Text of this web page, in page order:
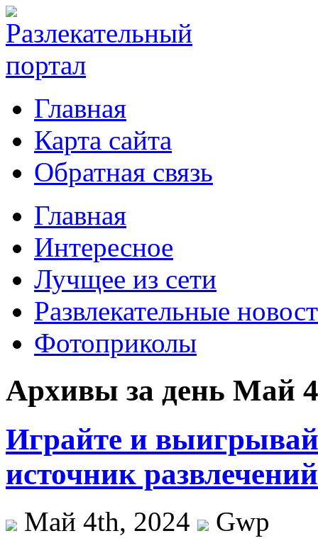
Главная
Карта сайта
Обратная связь
Главная
Интересное
Лучщее из сети
Развлекательные
Фотоприколы
Архивы за день Май
Играйте и
источник
Май 4th, 2024
Gwp